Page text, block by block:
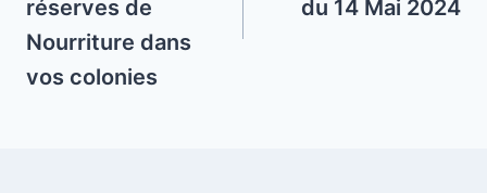
réserves de
Nourriture dans
vos colonies
du 14 Mai 2024